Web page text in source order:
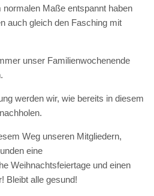
Maße entspannt haben
auch gleich den Fasching mit
unser Familienwochenende
werden wir, wie bereits in diesem
Weg unseren Mitgliedern,
eine
Weihnachtsfeiertage und einen
Bleibt alle gesund!